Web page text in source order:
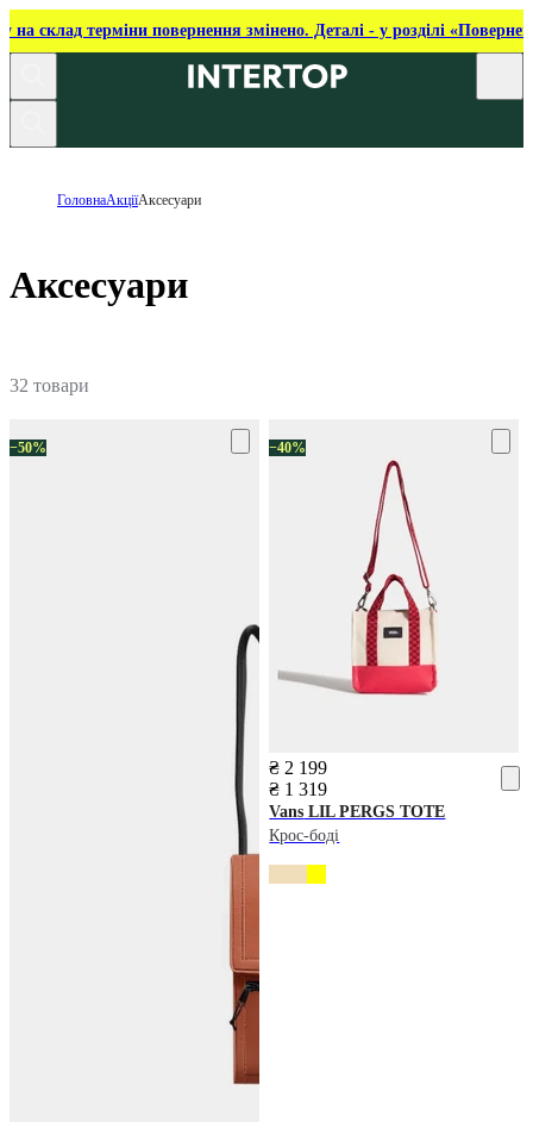
на склад терміни повернення змінено. Деталі - у розділі
ГоловнаАкціїАксесуари
Аксесуари
32 товари
−50% −40%
₴ 2 199
₴ 1 319
Vans LIL PERGS TOTE
Крос-боді